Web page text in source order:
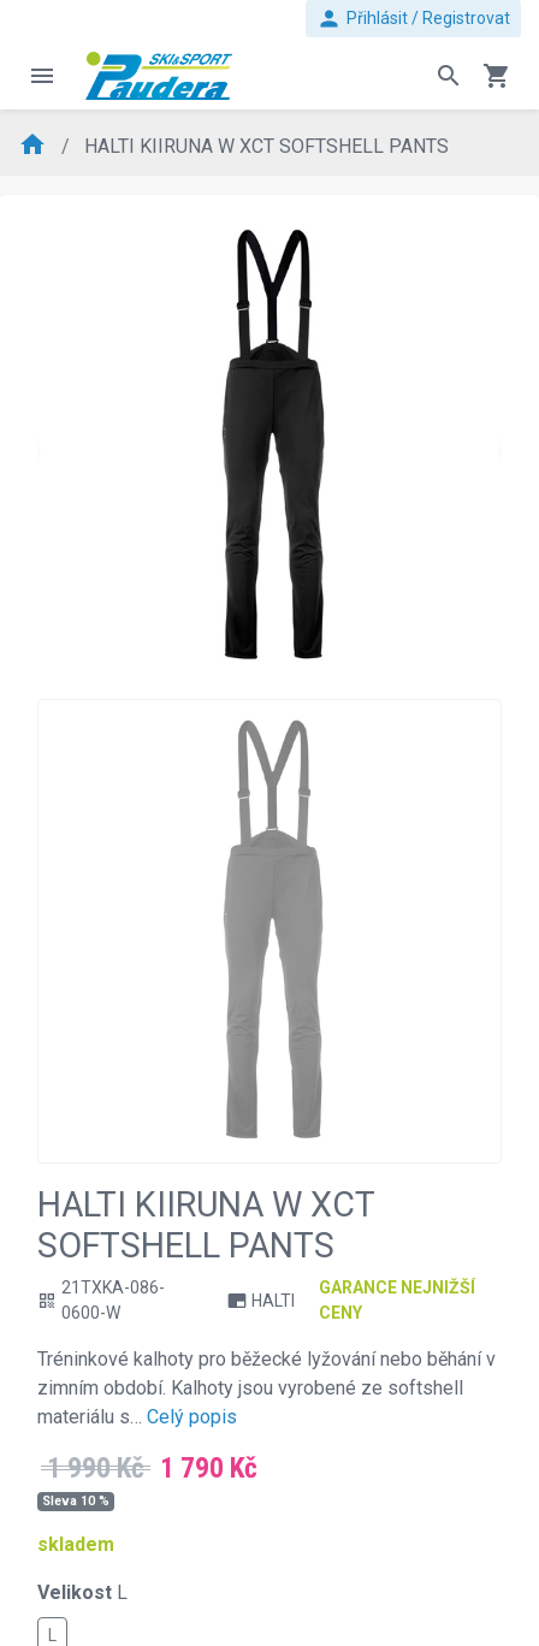
person Přihlásit / Registrovat
menu search shopping_cart
home HALTI KIIRUNA W XCT SOFTSHELL PANTS
HALTI KIIRUNA W XCT
SOFTSHELL PANTS
qr_code
21TXKA-086-
0600-W
branding_watermark HALTI
GARANCE NEJNIŽŠÍ
CENY
Tréninkové kalhoty pro běžecké lyžování nebo běhání v
zimním období. Kalhoty jsou vyrobené ze softshell
materiálu s… Celý popis
1 990 Kč 1 790 Kč
Sleva 10 %
skladem
Velikost L
L